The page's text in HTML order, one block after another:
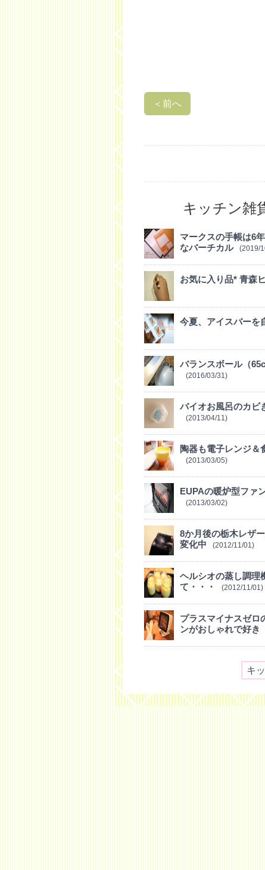
＜ 前へ
キッチン雑
マークスの手帳は6
なバーチカル
(2019/
お気に入り品* 青森
今夏、アイスバーを
バランスボール（
(2016/03/31)
バイオお風呂のカビ
(2013/04/11)
陶器も電子レンジ＆
(2013/03/05)
EUPAの暖炉型ファ
(2013/03/02)
8か月後の栃木レザ
変化中
(2012/11/01)
ヘルシオの蒸し調理
て・・・
(2012/11/01)
プラスマイナスゼロ
ンがおしゃれで好き
キ